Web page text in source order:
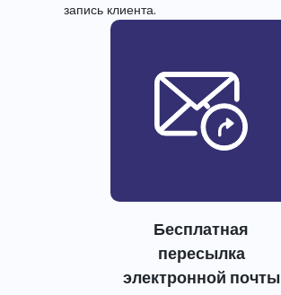
запись клиента.
Бесплатная
пересылка
электронной почты